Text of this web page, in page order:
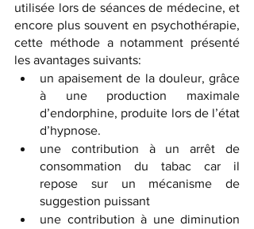
utilisée lors de séances de médecine, et
encore plus souvent en psychothérapie,
cette méthode a notamment présenté
les avantages suivants:
un apaisement de la douleur, grâce
à une production maximale
d’endorphine, produite lors de l’état
d’hypnose.
une contribution à un arrêt de
consommation du tabac car il
repose sur un mécanisme de
suggestion puissant
une contribution à une diminution